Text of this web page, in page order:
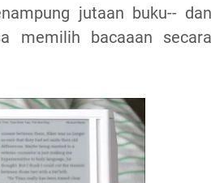
jutaan buku-- dan
memilih bacaaan secara